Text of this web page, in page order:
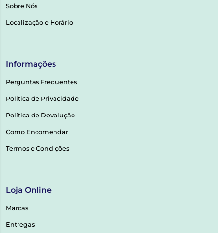
Sobre Nós
Localização e Horário
Informações
Perguntas Frequentes
Política de Privacidade
Política de Devolução
Como Encomendar
Termos e Condições
Loja Online
Marcas
Entregas